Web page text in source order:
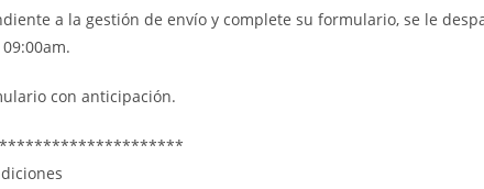
a la gestión de envío y complete su formulario, se le
con anticipación.